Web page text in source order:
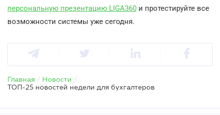
персональную презентацию LIGA360 и протестируйте все
возможности системы уже сегодня.
Главная / Новости /
ТОП-25 новостей недели для бухгалтеров